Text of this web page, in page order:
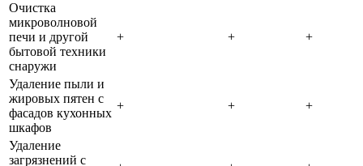
Очистка
микроволновой
печи и другой
бытовой техники
снаружи
+ + +
Удаление пыли и
жировых пятен с
фасадов кухонных
шкафов
+ + +
Удаление
загрязнений с